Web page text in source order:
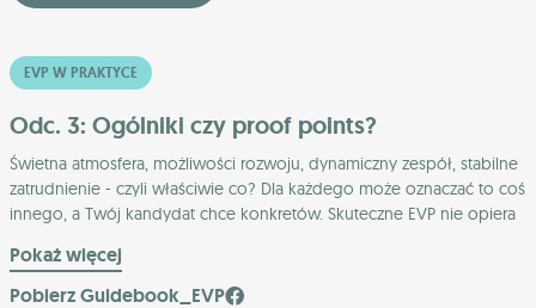
EVP W PRAKTYCE
Odc. 3: Ogólniki czy proof points?
Świetna atmosfera, możliwości rozwoju, dynamiczny zespół, stabilne
zatrudnienie - czyli właściwie co? Dla każdego może oznaczać to coś
innego, a Twój kandydat chce konkretów. Skuteczne EVP nie opiera
Jak je znaleźć i wykorzystać?
Pokaż więcej
Pobierz Guidebook_EVP